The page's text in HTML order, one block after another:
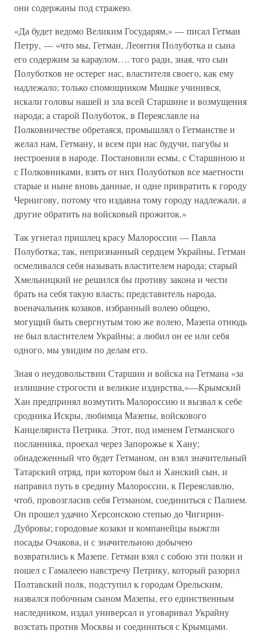
они содержаны под стражею.
«Да будет ведомо Великим Государям,» — писал Гетман
Петру, — «что мы, Гетман, Леонтия Полуботка и сына
его содержим за караулом…. того ради, зная, что сын
Полуботков не остерег нас, властителя своего, как ему
надлежало; только спомощником Мишке учинився,
искали головы нашей и зла всей Старшине и возмущения
народа; а старой Полуботок, в Переяславле на
Полковничестве обретаяся, промышлял о Гетманстве и
желал нам, Гетману, и всем при нас будучи, пагубы и
нестроения в народе. Постановили есмы, с Старшиною и
с Полковниками, взять от них Полуботков все маетности
старые и ныне вновь данные, и одне привратить к городу
Чернигову, потому что издавна тому городу надлежали, а
другие обратить на войсковый прожиток.»
Так угнетал пришлец красу Малороссии — Павла
Полуботка; так, непризнанный сердцем Украйны, Гетман
осмеливался себя называть властителем народа; старый
Хмельницкий не решился бы противу закона и чести
брать на себя такую власть; представитель народа,
военачальник козаков, избранный волею общею,
могущий быть свергнутым тою же волею, Мазепа отнюдь
не был властителем Украйны; а любил он ее или себя
одного, мы увидим по делам его.
Зная о неудовольствии Старшин и войска на Гетмана «за
излишние строгости и великие издирства,»—Крымский
Хан предпринял возмутить Малороссию и вызвал к себе
сродника Искры, любимца Мазепы, войскового
Канцеляриста Петрика. Этот, под именем Гетманского
посланника, проехал через Запорожье к Хану;
обнадеженный что будет Гетманом, он взял значительный
Татарский отряд, при котором был и Ханский сын, и
направил путь в средину Малороссии, к Переяславлю,
чтоб, провозгласив себя Гетманом, соединиться с Палием.
Он прошел удачно Херсонскою степью до Чигирин-
Дубровы; городовые козаки и компанейцы выжгли
посады Очакова, и с значительною добычею
возвратились к Мазепе. Гетман взял с собою эти полки и
пошел с Гамалеею навстречу Петрику, который разорил
Полтавский полк, подступил к городам Орельским,
назвался побочным сыном Мазепы, его единственным
наследником, издал универсал и уговаривал Украйну
возстать против Москвы и соединиться с Крымцами.